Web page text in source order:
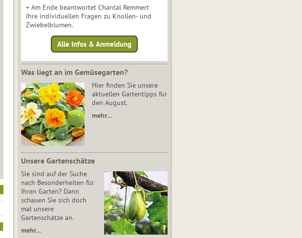
+ Am Ende beantwortet Chantal Remmert
Ihre individuellen Fragen zu Knollen- und
Zwiebelblumen.
Alle Infos & Anmeldung
Was liegt an im Gemüsegarten?
Hier finden Sie unsere
aktuellen Gartentipps für
den August.
mehr…
Unsere Gartenschätze
Sie sind auf der Suche
nach Besonderheiten für
Ihren Garten? Dann
schauen Sie sich doch
mal unsere
Gartenschätze an.
mehr…